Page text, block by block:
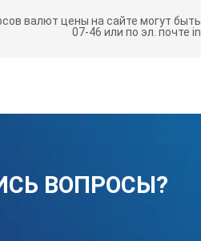
валют цены на сайте могут
07-46 или по эл. почте
ВОПРОСЫ?